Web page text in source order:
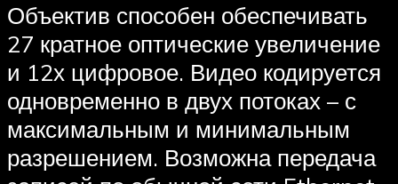
Объектив способен обеспечивать
27 кратное оптические увеличение
и 12х цифровое. Видео кодируется
одновременно в двух потоках – с
максимальным и минимальным
разрешением. Возможна передача